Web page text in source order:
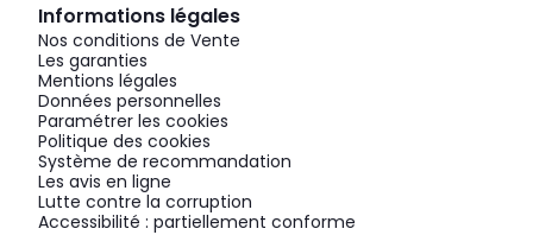
Informations légales
Nos conditions de Vente
Les garanties
Mentions légales
Données personnelles
Paramétrer les cookies
Politique des cookies
Système de recommandation
Les avis en ligne
Lutte contre la corruption
Accessibilité : partiellement conforme